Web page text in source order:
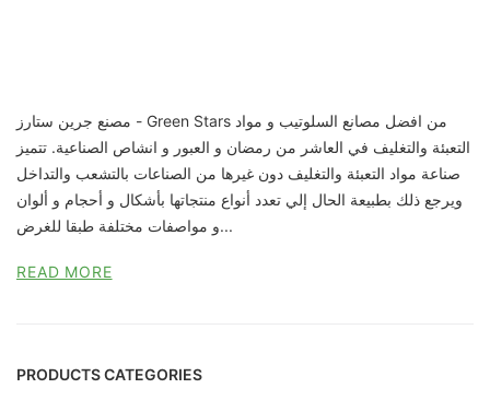
مصنع جرين ستارز - Green Stars من افضل مصانع السلوتيب و مواد
التعبئة والتغليف في العاشر من رمضان و العبور و انشاص الصناعية. تتميز
صناعة مواد التعبئة والتغليف دون غيرها من الصناعات بالتشعب والتداخل
ويرجع ذلك بطبيعة الحال إلي تعدد أنواع منتجاتها بأشكال و أحجام و ألوان
و مواصفات مختلفة طبقا للغرض...
READ MORE
PRODUCTS CATEGORIES